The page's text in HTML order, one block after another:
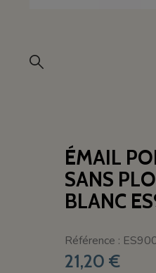
ÉMAIL
SANS
BLANC
Référence :
21,20 €